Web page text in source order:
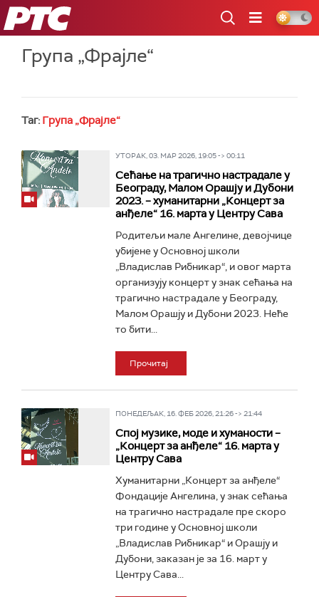
РТС
Група „Фрајле“
Таг: Група „Фрајле“
УТОРАК, 03. МАР 2026, 19:05 -> 00:11
Сећање на трагично настрадале у
Београду, Малом Орашју и Дубони
2023. – хуманитарни „Концерт за
анђеле“ 16. марта у Центру Сава
Родитељи мале Ангелине, девојчице
убијене у Основној школи
„Владислав Рибникар“, и овог марта
организују концерт у знак сећања на
трагично настрадале у Београду,
Малом Орашју и Дубони 2023. Неће
то бити...
Прочитај
ПОНЕДЕЉАК, 16. ФЕБ 2026, 21:26 -> 21:44
Спој музике, моде и хуманости –
„Концерт за анђеле“ 16. марта у
Центру Сава
Хуманитарни „Концерт за анђеле“
Фондације Ангелина, у знак сећања
на трагично настрадале пре скоро
три године у Основној школи
„Владислав Рибникар“ и Орашју и
Дубони, заказан је за 16. март у
Центру Сава...